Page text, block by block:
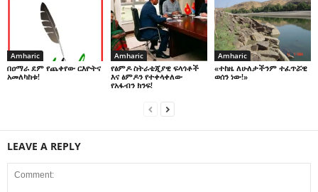
Amharic
በዐማራ ደም የጨቀየው ርእዮትና
አመለካከቱ!
Amharic
የፅምዶ ስትራቴጂያዊ ፍላጎቶች
እና ፅምዶን የተቀላቀለው
የአፋብን ክንፍ!
Amharic
«ተከዜ ለሁለታችንም ተፈጥሯዊ
ወሰን ነው!»
LEAVE A REPLY